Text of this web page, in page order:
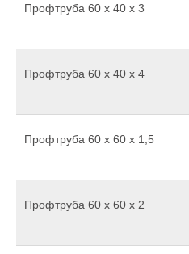
Профтруба 60 х 40 х 3
Профтруба 60 х 40 х 4
Профтруба 60 х 60 х 1,5
Профтруба 60 х 60 х 2